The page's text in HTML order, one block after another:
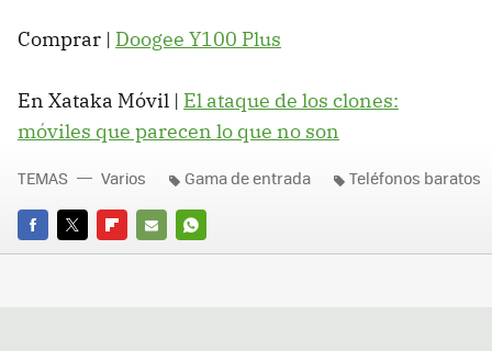
Comprar | Doogee Y100 Plus
En Xataka Móvil | El ataque de los clones:
móviles que parecen lo que no son
FACEBOOK
TWITTERFLIPBOARD
E-
WHATSAPP
TEMAS Varios Gama de entrada Teléfonos baratos